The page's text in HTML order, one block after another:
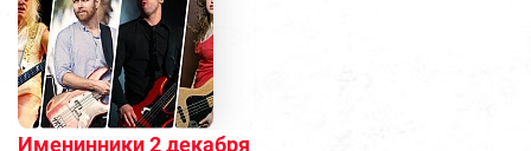
Именинники 2 декабря